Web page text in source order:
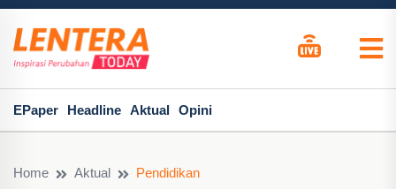
EPaper Headline Aktual Opini
Home Aktual Pendidikan